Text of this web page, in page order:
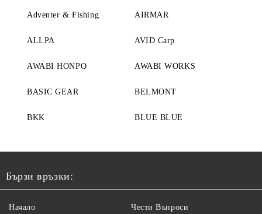
Adventer & Fishing AIRMAR
ALLPA AVID Carp
AWABI HONPO AWABI WORKS
BASIC GEAR BELMONT
BKK BLUE BLUE
Бързи връзки:
Начало Чести Въпроси